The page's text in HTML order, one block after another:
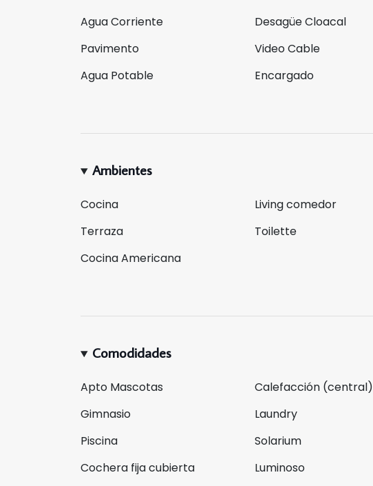
Agencia Líder en Real Estate
Agua Corriente Desagüe Cloacal
Pavimento
Video Cable
Agua Potable
Encargado
Ambientes
Cocina Living comedor
Terraza
Toilette
Cocina Americana
Comodidades
Apto Mascotas Calefacción (central)
Gimnasio
Laundry
Piscina
Solarium
Cochera fija cubierta
Luminoso